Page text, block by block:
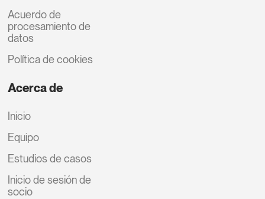
Acuerdo de
procesamiento de
datos
Política de cookies
Acerca de
Inicio
Equipo
Estudios de casos
Inicio de sesión de
socio